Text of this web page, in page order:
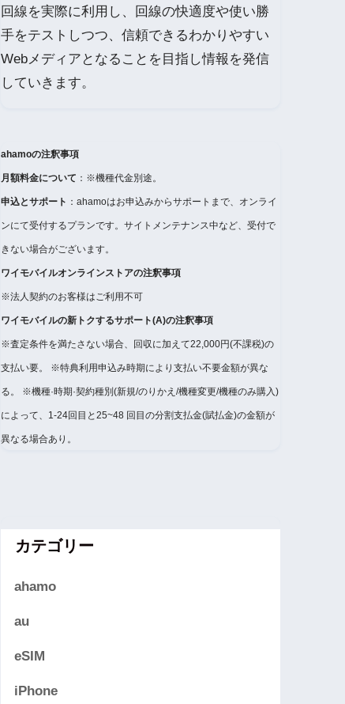
回線を実際に利用し、回線の快適度や使い勝
手をテストしつつ、信頼できるわかりやすい
Webメディアとなることを目指し情報を発信
していきます。
ahamoの注釈事項
月額料金について ：※機種代金別途。
申込とサポート ：ahamoはお申込みからサポートまで、オンライ
ンにて受付するプランです。サイトメンテナンス中など、受付で
きない場合がございます。
ワイモバイルオンラインストアの注釈事項
※法人契約のお客様はご利用不可
ワイモバイルの新トクするサポート(A)の注釈事項
※査定条件を満たさない場合、回収に加えて22,000円(不課税)の
支払い要。 ※特典利用申込み時期により支払い不要金額が異な
る。 ※機種·時期·契約種別(新規/のりかえ/機種変更/機種のみ購入)
によって、1-24回目と25~48 回目の分割支払金(賦払金)の金額が
異なる場合あり。
カテゴリー
ahamo
au
eSIM
iPhone